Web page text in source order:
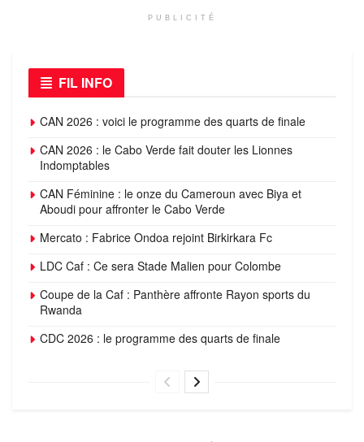
PUBLICITÉ
FIL INFO
CAN 2026 : voici le programme des quarts de finale
CAN 2026 : le Cabo Verde fait douter les Lionnes
Indomptables
CAN Féminine : le onze du Cameroun avec Biya et
Aboudi pour affronter le Cabo Verde
Mercato : Fabrice Ondoa rejoint Birkirkara Fc
LDC Caf : Ce sera Stade Malien pour Colombe
Coupe de la Caf : Panthère affronte Rayon sports du
Rwanda
CDC 2026 : le programme des quarts de finale